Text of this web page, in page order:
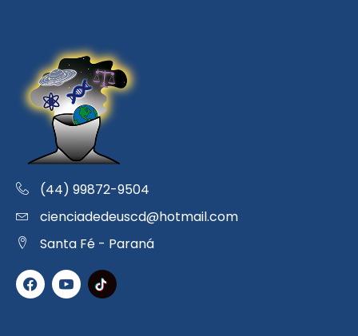
(44) 99872-9504
cienciadedeuscd@hotmail.com
Santa Fé - Paraná